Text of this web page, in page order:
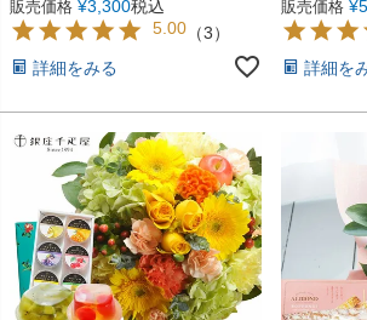
販売価格 ¥3,300税込
5.00 （3）
詳細をみる
販売価格 ¥
詳細を